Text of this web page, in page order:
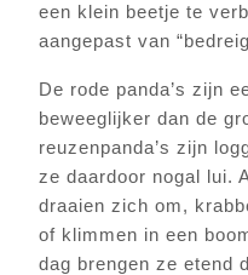
een klein beetje te
aangepast van
De rode panda’s zijn
beweeglijker dan de
reuzenpanda’s zijn
ze daardoor nogal lui.
draaien zich om,
of klimmen in een
dag brengen ze etend